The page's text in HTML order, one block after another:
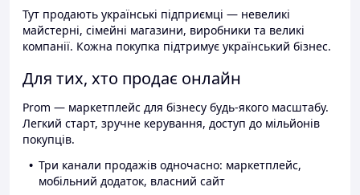
Тут продають українські підприємці — невеликі
майстерні, сімейні магазини, виробники та великі
компанії. Кожна покупка підтримує український бізнес.
Для тих, хто продає онлайн
Prom — маркетплейс для бізнесу будь-якого масштабу.
Легкий старт, зручне керування, доступ до мільйонів
покупців.
Три канали продажів одночасно: маркетплейс,
мобільний додаток, власний сайт